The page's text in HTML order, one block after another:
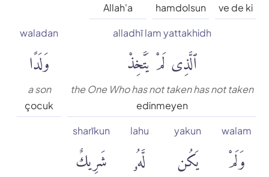
Rowwad Translation Center
Şaban Piriş
Shaban Britch
Süleyman Ateş
ve de ki
hamdolsun
Allah'a
alladhī lam yattakhidh
ٱلَّذِى لَمْ يَتَّخِذْ
the One Who has not taken has not taken
edinmeyen
waladan
وَلَدًا
a son
çocuk
walam
وَلَمْ
yakun
يَكُن
lahu
لَّهُۥ
sharīkun
شَرِيكٌ